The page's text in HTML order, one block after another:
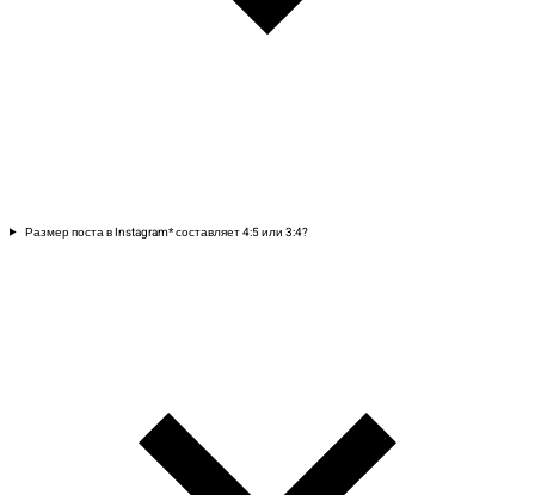
Размер поста в Instagram* составляет 4:5 или 3:4?